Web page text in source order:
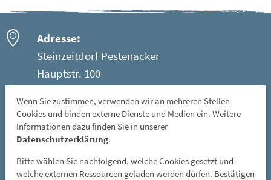
Adresse:
Steinzeitdorf Pestenacker
Hauptstr. 100
Öffnungszeiten:
Mittwoch: 08 - 12 Uhr
Freitag, Samstag und Sonntag: 13 - 17 Uhr
GESCHLOSSEN: vom 01. November bis 31. März
Wenn Sie zustimmen, verwenden wir an mehreren Stellen
Cookies und binden externe Dienste und Medien ein. Weitere
Informationen dazu finden Sie in unserer
Datenschutzerklärung.
Bitte wählen Sie nachfolgend, welche Cookies gesetzt und
welche externen Ressourcen geladen werden dürfen. Bestätigen